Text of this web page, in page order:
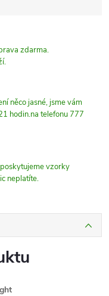
zdarma.
něco jasné, jsme vám
hodin.na telefonu 777
vzorky
neplatíte.